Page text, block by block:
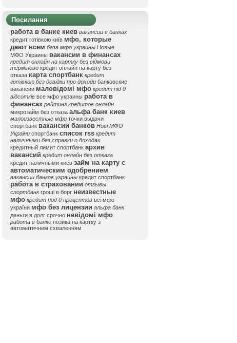
Посилання
работа в банке киев вакансии в банках
кредит готівкою київ мфо, которые
дают всем база мфо украины Новые
МФО Украины вакансии в финансах
кредит онлайн на картку без відмови
терміново кредит онлайн на карту без
отказа карта спортбанк кредит
готівкою без довідки про доходи банковские
вакансии маловідомі мфо кредит під 0
відсотків все мфо украины работа в
финансах рейтинг кредитов онлайн
микрозайм без отказа альфа банк киев
малоизвестные мфо точки выдачи
спортбанк вакансии банков Нові МФО
України спортбанк список rss кредит
наличными без справки о доходах
кредитный лимит спортбанк архив
вакансий кредит онлайн без отказа
кредит наличными киев займ на карту с
автоматическим одобрением
вакансии банков украины кредит спортбанк
работа в страховании отзывы
спортбанк гроші в борг неизвестные
мфо кредит под 0 процентов всі мфо
україни мфо без лицензии альфа банк
деньги в долг срочно невідомі мфо
работа в банке позика на картку з
автоматичним схваленням